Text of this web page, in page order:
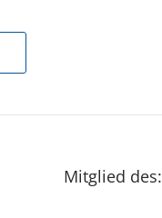
Mitglied des: